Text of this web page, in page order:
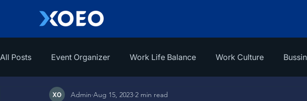
All Posts Event Organizer Work Life Balance Work Culture
Admin Aug 15, 2023 2 min read